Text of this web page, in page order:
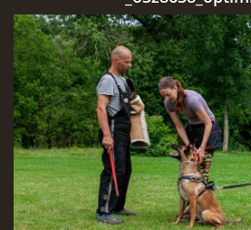
OV NO SVINAŘOV 2025
BONITACE SVINAŘOV 2025
BONITACE NO 16.11.2024
OV NO VE SVINAŘOVĚ 6/2024